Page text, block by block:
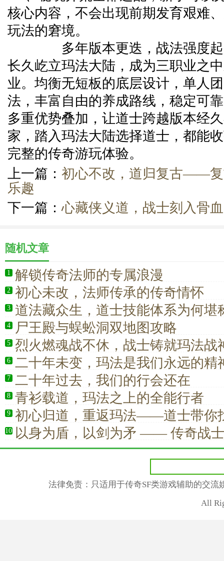
核心内容，不会出现前期发育艰难
玩法的窘境。
多年版本更迭，战法强度起
长久屹立玛法大陆，成为三职业之
业。均衡无短板的底层设计，单人
法，丰富自由的养成路线，稳定可
多重优势叠加，让道士跨越版本经
家，踏入玛法大陆选择道士，都能
完整的传奇游玩体验。
上一篇： 初心不改，道归复古——复
乐趣
下一篇：心藏侠义道，战士刻入骨
随机文章
1 解锁传奇法师的专属浪漫
2 初心未改，法师传承的传奇情怀
3
道法藏众生，道士技能体系为何堪
完善闭环
4 尸王殿与蜈蚣洞双地图攻略
5 烈火燃魂战不休，战士铸就玛法战
6 二十年未变，玛法是我们永远的精
7 二十年过去，我们的行会还在
8 青衫载道，玛法之上的全能行者
9 初心归道，重返玛法——道士带你
初的感动
10 以身为盾，以剑为矛 —— 传奇战
的战斗信仰
法律免责：只适用于传奇SF类游戏辅助的交
All